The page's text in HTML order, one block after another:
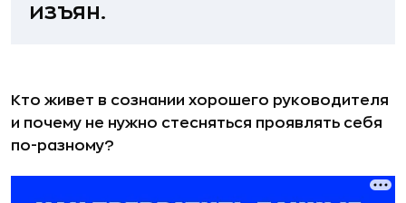
изъян.
Кто живет в сознании хорошего руководителя
и почему не нужно стесняться проявлять себя
по-разному?